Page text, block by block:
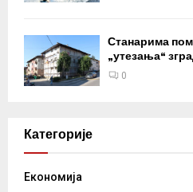
Станарима
„утезања“
0
Категорије
Eкономија